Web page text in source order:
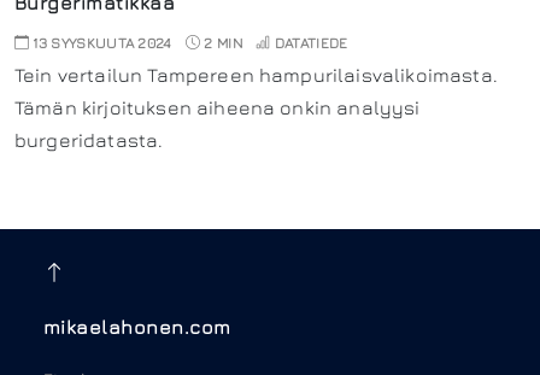
13 SYYSKUUTA 2024 2 MIN DATATIEDE
Tein vertailun Tampereen hampurilaisvalikoimasta.
Tämän kirjoituksen aiheena onkin analyysi
burgeridatasta.
mikaelahonen.com